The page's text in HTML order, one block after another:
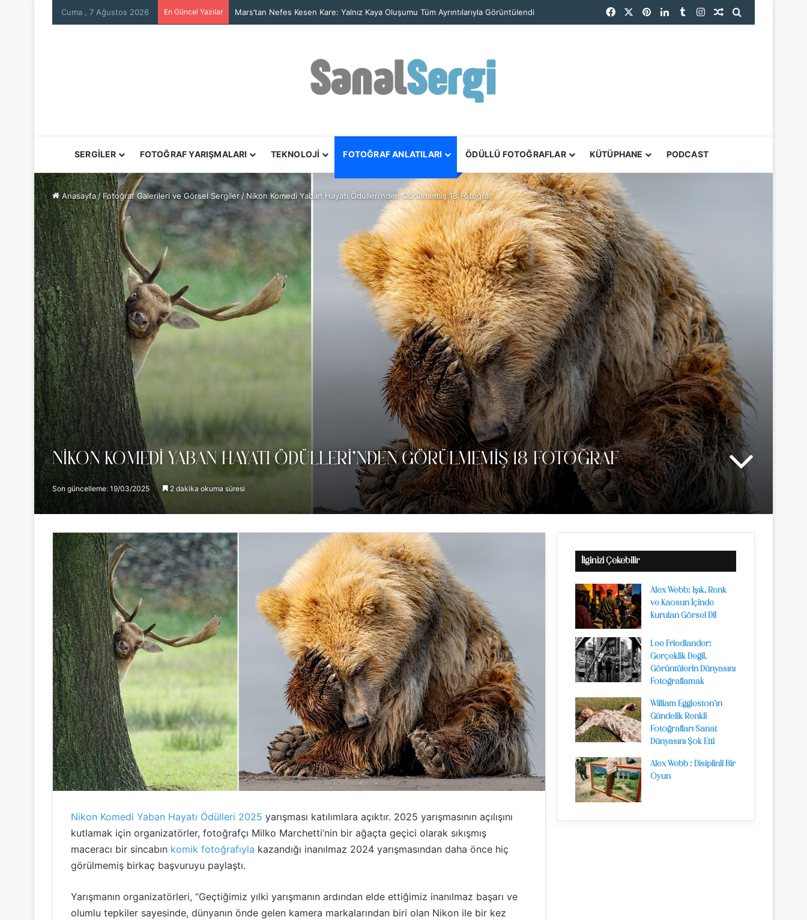
Cuma , 7 Ağustos 2026 En Güncel Yazılar Mars’tan Nefes Kesen Kare: Yalnız Kaya Oluşumu Tüm Ayrıntılarıyla Görüntülendi FacebookPinterestLinkedInTumblrInstagramRastgele Makale
SERGİLER FOTOĞRAF YARIŞMALARI TEKNOLOJİ FOTOĞRAF ANLATILARI ÖDÜLLÜ FOTOĞRAFLAR KÜTÜPHANE PODCAST
Anasayfa/ Fotoğraf Galerileri ve Görsel Sergiler / Nikon Komedi Yaban Hayatı Ödülleri’nden Görülmemiş 18 Fotoğraf
NIKON KOMEDI YABAN HAYATI ÖDÜLLERI’NDEN GÖRÜLMEMIŞ 18 FOTOĞRAF
Son güncelleme: 19/03/2025 2 dakika okuma süresi
Nikon Komedi Yaban Hayatı Ödülleri 2025 yarışması katılımlara açıktır. 2025 yarışmasının açılışını
kutlamak için organizatörler, fotoğrafçı Milko Marchetti’nin bir ağaçta geçici olarak sıkışmış
maceracı bir sincabın komik fotoğrafıyla kazandığı inanılmaz 2024 yarışmasından daha önce hiç
görülmemiş birkaç başvuruyu paylaştı.
Yarışmanın organizatörleri, “Geçtiğimiz yılki yarışmanın ardından elde ettiğimiz inanılmaz başarı ve
olumlu tepkiler sayesinde, dünyanın önde gelen kamera markalarından biri olan Nikon ile bir kez
İlginizi Çekebilir
Alex Webb: Işık, Renk
ve Kaosun İçinde
Kurulan Görsel Dil
Lee Friedlander:
Gerçeklik Değil,
Görüntülerin Dünyasını
Fotoğraflamak
William Eggleston’ın
Gündelik Renkli
Fotoğrafları Sanat
Dünyasını Şok Etti
Alex Webb : Disiplinli Bir
Oyun